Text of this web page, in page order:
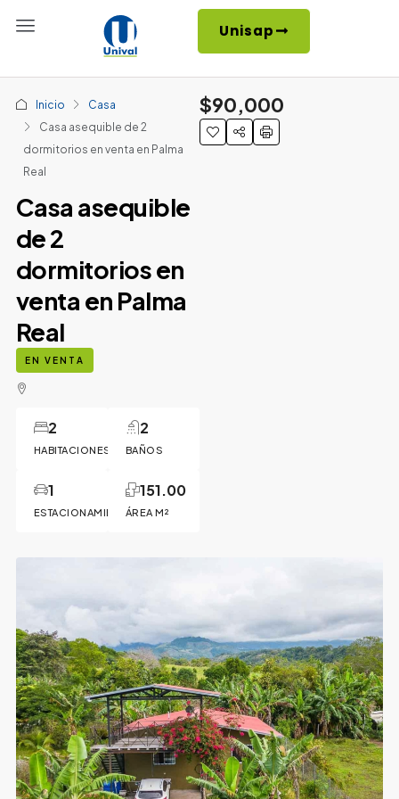
Unisap
Inicio
Casa
Casa asequible de 2
dormitorios en venta en Palma
Real
Casa asequible
de 2
dormitorios en
venta en Palma
Real
EN VENTA
HABITACIONES
2
BAÑOS
2
ESTACIONAMIENTO
1
ÁREA M²
151.00
$90,000